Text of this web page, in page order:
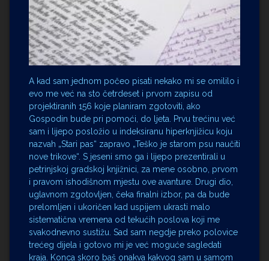
A kad sam jednom počeo pisati nekako mi se omililo i
evo me već na sto četrdeset i prvom zapisu od
projektiranih 156 koje planiram zgotoviti, ako
Gospodin bude pri pomoći, do ljeta. Prvu trećinu već
sam i lijepo posložio u indeksiranu hiperknjižicu koju
nazvah „Stari pas“ zapravo „Teško je starom psu naučiti
nove trikove“. S jeseni smo ga i lijepo prezentirali u
petrinjskoj gradskoj knjižnici, za mene osobno, prvom
i pravom ishodišnom mjestu ove avanture. Drugi dio,
uglavnom zgotovljen, čeka finalni izbor, pa da bude
prelomljen i ukoričen kad uspijem ukrasti malo
sistematična vremena od tekućih poslova koji me
svakodnevno sustižu. Sad sam negdje preko polovice
trećeg dijela i gotovo mi je već moguće sagledati
kraja. Konca skoro baš onakva kakvog sam u samom